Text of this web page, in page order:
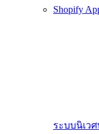
Shopify
ระบบนิเว